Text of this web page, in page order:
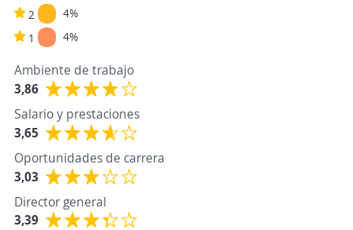
2
4%
1
4%
Ambiente de trabajo
3,86
Salario y prestaciones
3,65
Oportunidades de carrera
3,03
Director general
3,39